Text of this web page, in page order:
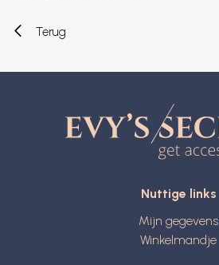
Terug
Nuttige links
Mijn gegevens
Winkelmandje